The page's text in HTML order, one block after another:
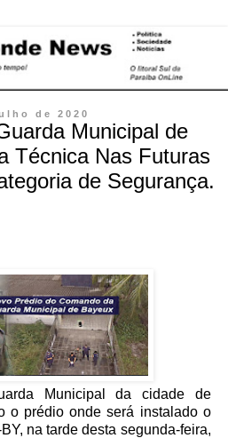
de 2020
Municipal de
Técnica Nas Futuras
de Segurança.
Municipal da cidade de
o prédio onde será instalado o
na tarde desta segunda-feira,